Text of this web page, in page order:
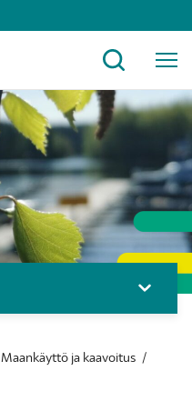
Maankäyttö ja kaavoitus /